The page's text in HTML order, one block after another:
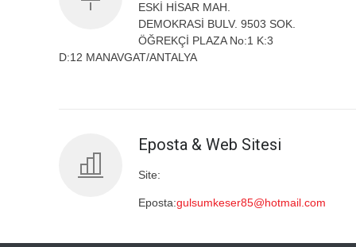
ESKİ HİSAR MAH.
DEMOKRASİ BULV. 9503 SOK.
ÖĞREKÇİ PLAZA No:1 K:3
D:12 MANAVGAT/ANTALYA
Eposta & Web Sitesi
Site:
Eposta:gulsumkeser85@hotmail.com